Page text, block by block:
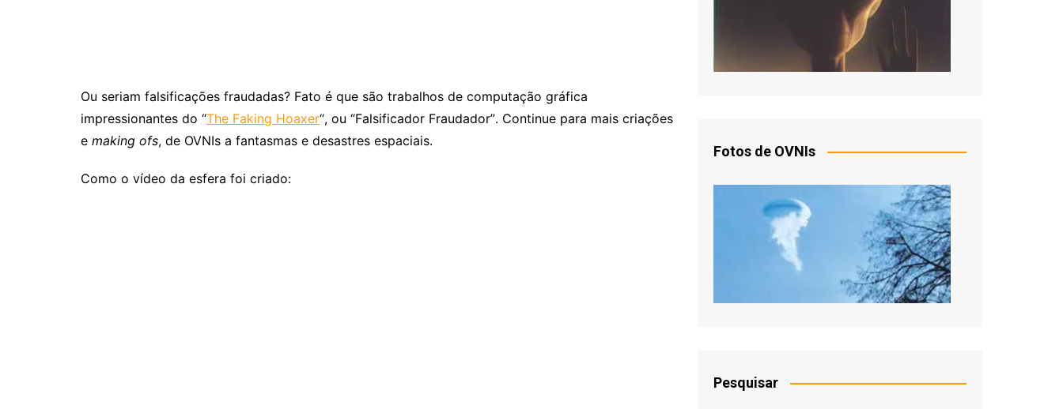
Ou seriam falsificações fraudadas? Fato é que são trabalhos de computação gráfica
impressionantes do “The Faking Hoaxer“, ou “Falsificador Fraudador”. Continue para mais criações
e making ofs, de OVNIs a fantasmas e desastres espaciais.
Como o vídeo da esfera foi criado:
Fotos de OVNIs
Pesquisar